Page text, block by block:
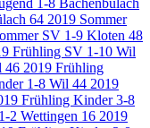
1-8 Bachenbülach
64 2019 Sommer
SV 1-9 Kloten 48
Frühling SV 1-10 Wil
46 2019 Frühling
1-8 Wil 44 2019
Frühling Kinder 3-8
2 Wettingen 16 2019